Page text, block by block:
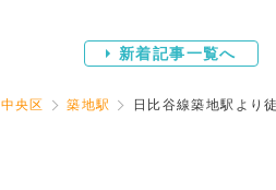
新着記事一覧へ
中央区 築地駅 日比谷線築地駅より